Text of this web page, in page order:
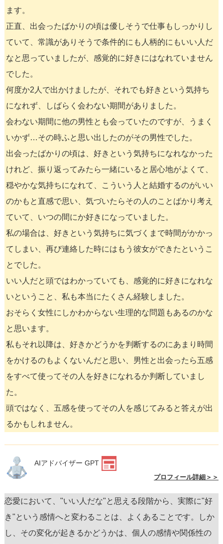
ます。
正直、出会ったばかりの頃は優しそうで仕事もしっかりし
ていて、常識がありそうで条件的にも人柄的にもいい人だ
なと思っていましたが、感覚的に好きにはなれていません
でした。
何度か2人で出かけましたが、それでも好きという気持ち
になれず、しばらく会わない期間がありました。
会わない期間に他の男性とも会っていたのですが、うまく
いかず…その時ふと思い出したのがその男性でした。
出会ったばかりの頃は、好きという気持ちになれなかった
けれど、振り返ってみたら一緒にいると居心地がよくて、
穏やかな気持ちになれて、こういう人と結婚するのがいい
のかもと直感で思い、気づいたらその人のことばかり考え
ていて、いつの間にか好きになっていました。
私の場合は、好きという気持ちに気づくまで時間がかかっ
てしまい、再び連絡した時にはもう彼女ができたというこ
とでした。
いい人だと頭ではわかっていても、感覚的に好きになれな
いということ、私も本当にたくさん経験しました。
おそらく女性にしかわからない生理的な問題もあるのかな
と思います。
私もそれ以降は、好きかどうかを判断するのにあまり時間
をかけるのもよくないんだと思い、男性と出会ったら五感
をすべて使ってその人を好きになれるか判断していまし
た。
頭ではなく、五感を使ってその人を感じてみると答えが出
るかもしれません。
AIアドバイザー GPT
プロフィール詳細＞＞
恋愛において、"いい人だな"と思える段階から、実際に"好
き"という感情へと変わることは、よくあることです。しか
し、その変化が起きるかどうかは、個人の感情や関係性の